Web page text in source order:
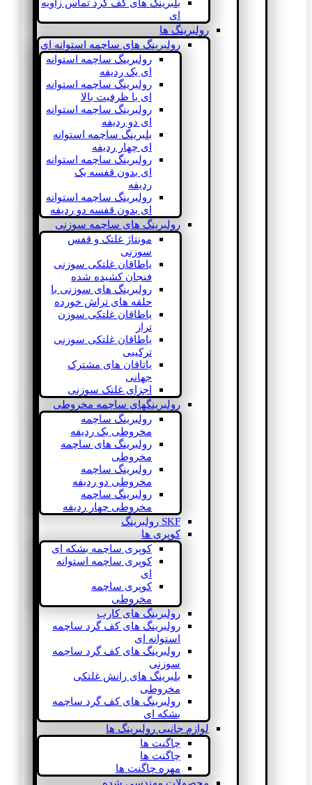
بلبرینگ های کف گرد تماس زاویه
ای
رولبرینگ ها
رولبرینگ های ساچمه استوانه ای
رولبرینگ ساچمه استوانه
ای یک ردیفه
رولبرینگ ساچمه استوانه
ای با ظرفیت بالا
رولبرینگ ساچمه استوانه
ای دو ردیفه
بلبرینگ ساچمه استوانه
ای چهار ردیفه
رولبرینگ ساچمه استوانه
ای بدون قفسه یک
ردیفه
رولبرینگ ساچمه استوانه
ای بدون قفسه دو ردیفه
رولبرینگ های ساچمه سوزنی
مونتاژ غلتک و قفس
سوزنی
یاطاقان غلتکی سوزنی
فنجان کشیده شده
رولبرینگ های سوزنی با
حلقه های تراش خورده
یاطاقان غلتکی سوزن
تراز
یاطاقان غلتکی سوزنی
ترکیبی
یاتاقان های مشترک
جهانی
اجزای غلتک سوزنی
رولبرینگهای ساچمه مخروطی
رولبرینگ ساچمه
مخروطی یک ردیفه
رولبرینگ های ساچمه
مخروطی
رولبرینگ ساچمه
مخروطی دو ردیفه
رولبرینگ ساچمه
مخروطی چهار ردیفه
SKF رولبرینگ
کوپری ها
کوپری ساچمه بشکه ای
کوپری ساچمه استوانه
ای
کوپری ساچمه
مخروطی
رولبرینگ های کارب
رولبرینگ های کف گرد ساچمه
استوانه ای
رولبرینگ های کف گرد ساچمه
سوزنی
بلبرینگ های رانش غلتکی
مخروطی
رولبرینگ های کف گرد ساچمه
بشکه ای
لوازم جانبی رولبرینگ ها
چاگنت ها
چاگنت ها
مهره چاگنت ها